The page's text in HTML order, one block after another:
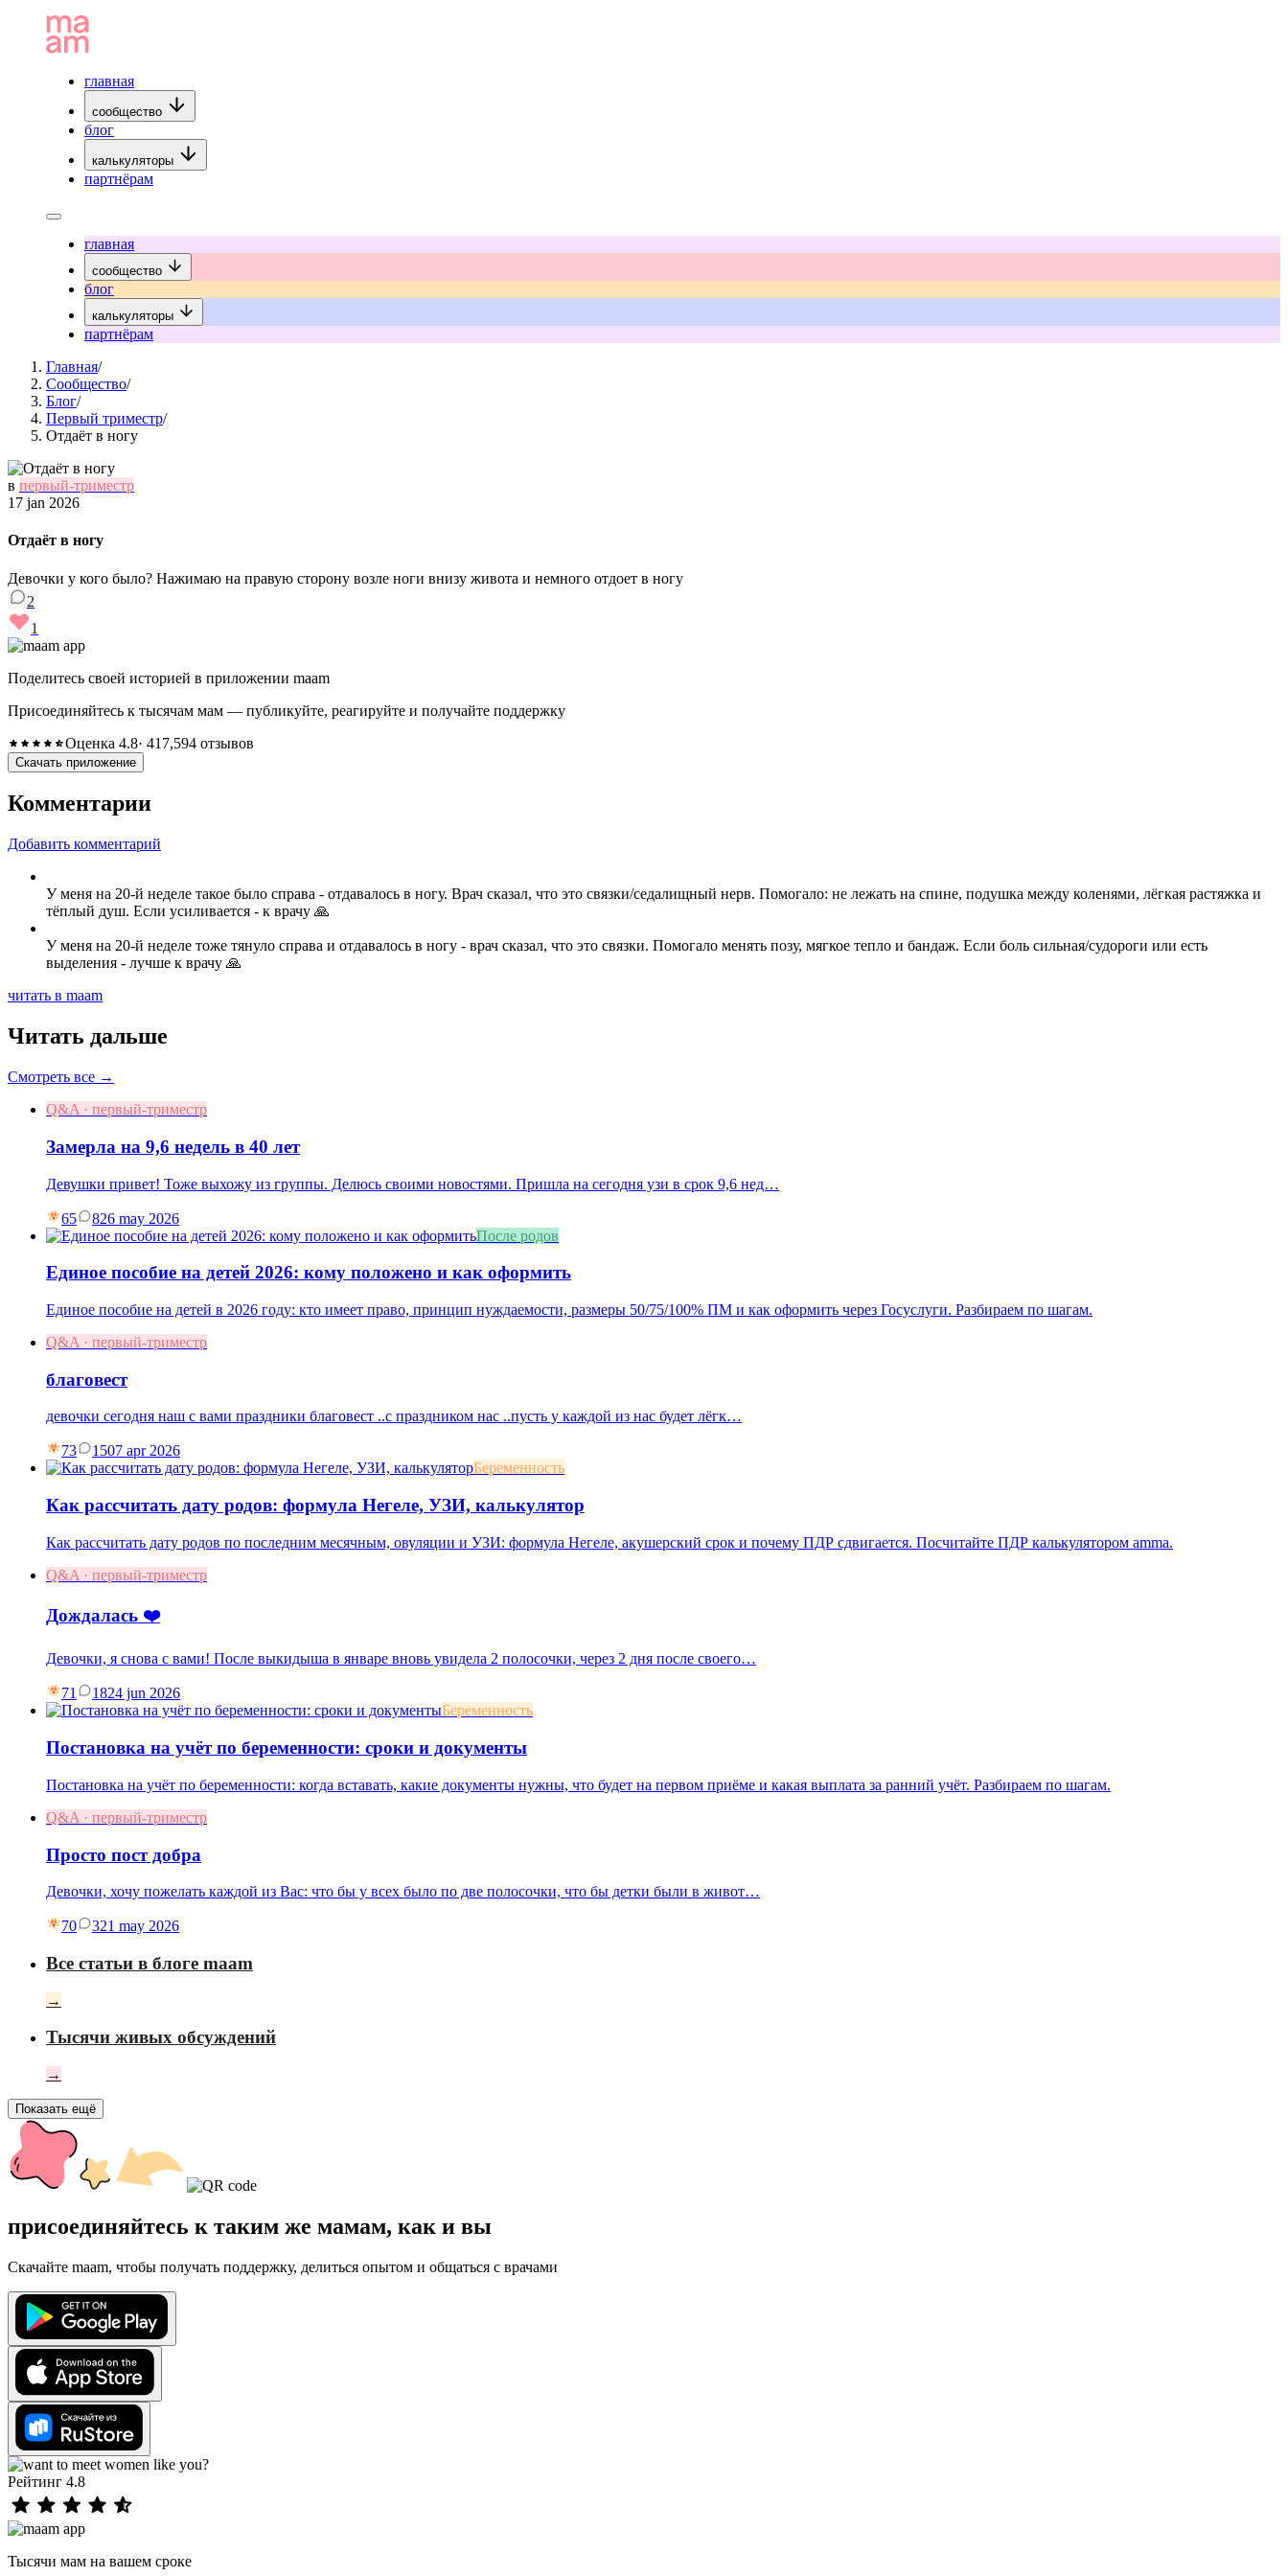
главная
сообщество
блог
калькуляторы
партнёрам
главная
сообщество
блог
калькуляторы
партнёрам
Главная/
Сообщество/
Блог/
Первый триместр/
Отдаёт в ногу
в первый-триместр
17 jan 2026
Отдаёт в ногу
Девочки у кого было? Нажимаю на правую сторону возле ноги внизу живота и немного отдоет в ногу
2
1
Поделитесь своей историей в приложении maam
Присоединяйтесь к тысячам мам — публикуйте, реагируйте и получайте поддержку
Оценка 4.8· 417,594 отзывов
Скачать приложение
Комментарии
Добавить комментарий
У меня на 20-й неделе такое было справа - отдавалось в ногу. Врач сказал, что это связки/седалищный нерв. Помогало: не лежать на спине, подушка между коленями, лёгкая растяжка и
тёплый душ. Если усиливается - к врачу 🙏
У меня на 20-й неделе тоже тянуло справа и отдавалось в ногу - врач сказал, что это связки. Помогало менять позу, мягкое тепло и бандаж. Если боль сильная/судороги или есть
выделения - лучше к врачу 🙏
читать в maam
Читать дальше
Смотреть все →
Q&A · первый-триместр
Замерла на 9,6 недель в 40 лет
Девушки привет! Тоже выхожу из группы. Делюсь своими новостями. Пришла на сегодня узи в срок 9,6 нед…
65 826 may 2026
После родов
Единое пособие на детей 2026: кому положено и как оформить
Единое пособие на детей в 2026 году: кто имеет право, принцип нуждаемости, размеры 50/75/100% ПМ и как оформить через Госуслуги. Разбираем по шагам.
Q&A · первый-триместр
благовест
девочки сегодня наш с вами праздники благовест ..с праздником нас ..пусть у каждой из нас будет лёгк…
73 1507 apr 2026
Беременность
Как рассчитать дату родов: формула Негеле, УЗИ, калькулятор
Как рассчитать дату родов по последним месячным, овуляции и УЗИ: формула Негеле, акушерский срок и почему ПДР сдвигается. Посчитайте ПДР калькулятором amma.
Q&A · первый-триместр
Дождалась ❤️
Девочки, я снова с вами! После выкидыша в январе вновь увидела 2 полосочки, через 2 дня после своего…
71 1824 jun 2026
Беременность
Постановка на учёт по беременности: сроки и документы
Постановка на учёт по беременности: когда вставать, какие документы нужны, что будет на первом приёме и какая выплата за ранний учёт. Разбираем по шагам.
Q&A · первый-триместр
Просто пост добра
Девочки, хочу пожелать каждой из Вас: что бы у всех было по две полосочки, что бы детки были в живот…
70 321 may 2026
Все статьи в блоге maam
→
Тысячи живых обсуждений
→
Показать ещё
присоединяйтесь к таким же мамам, как и вы
Скачайте maam, чтобы получать поддержку, делиться опытом и общаться с врачами
Рейтинг 4.8
Тысячи мам на вашем сроке